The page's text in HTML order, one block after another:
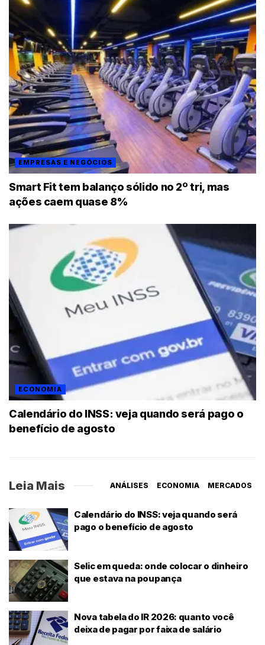
EMPRESAS E NEGÓCIOS
Smart Fit tem balanço sólido no 2º tri, mas
ações caem quase 8%
ECONOMIA
Calendário do INSS: veja quando será pago o
benefício de agosto
Leia Mais ANÁLISES ECONOMIA MERCADOS
Calendário do INSS: veja quando será
pago o benefício de agosto
Selic em queda: onde colocar o dinheiro
que estava na poupança
Nova tabela do IR 2026: quanto você
deixa de pagar por faixa de salário